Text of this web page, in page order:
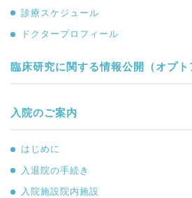
診療スケジュール
ドクタープロフィール
臨床研究に関する情報公開（オプト
入院のご案内
はじめに
入退院の手続き
入院施設院内施設